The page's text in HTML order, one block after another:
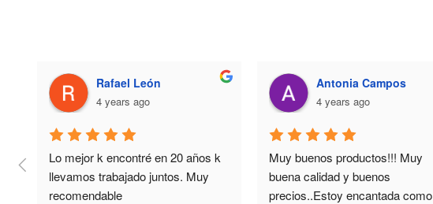
Rafael León
4 years ago
Lo mejor k encontré en 20 años k
llevamos trabajado juntos. Muy
recomendable
Antonia Campos
4 years ago
Muy buenos productos!!! Muy
buena calidad y buenos
precios..Estoy encantada como